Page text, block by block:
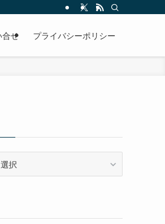
合せ プライバシーポリシー